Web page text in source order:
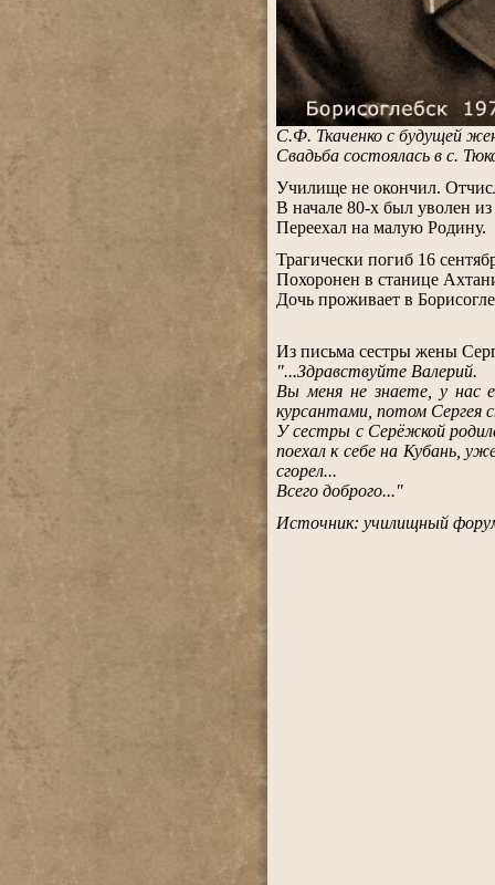
С.Ф. Ткаченко с будущей
Свадьба состоялась в с.
Училище не окончил.
В начале 80-х был уволен
Переехал на малую Родину.
Трагически погиб 16
Похоронен в станице
Дочь проживает в
Из письма сестры жены
"...Здравствуйте Валерий.
Вы меня не знаете, у нас
курсантами, потом Сергея
У сестры с Серёжкой
поехал к себе на Кубань,
сгорел...
Всего доброго..."
Источник: училищный